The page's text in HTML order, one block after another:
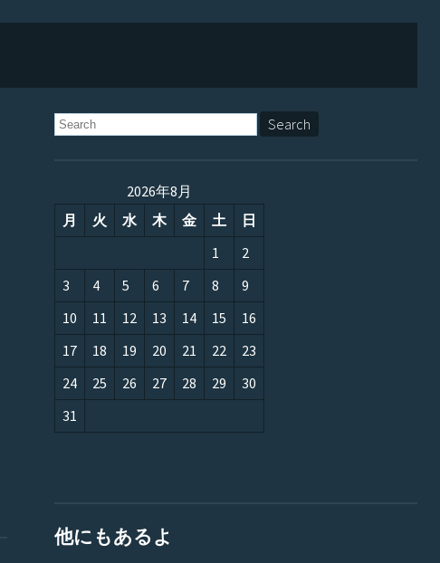
2026年8月
月
火 水 木 金 土
日
1
2
3
4 5 6 7 8
9
10
11 12 13 14 15
16
17
18 19 20 21 22
23
24
25 26 27 28 29
30
31
他にもあるよ